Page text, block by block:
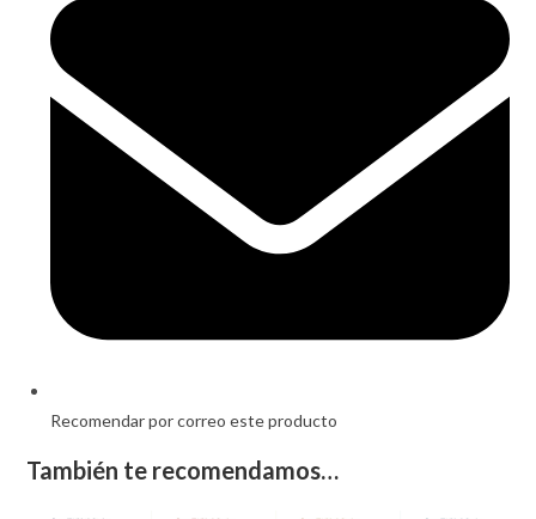
a
new
window
Recomendar por correo este producto
También te recomendamos…